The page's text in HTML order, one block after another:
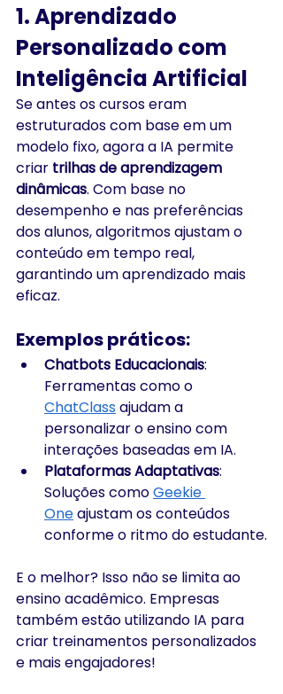
1. Aprendizado
Personalizado com
Inteligência Artificial
Se antes os cursos eram
estruturados com base em um
modelo fixo, agora a IA permite
criar trilhas de aprendizagem
dinâmicas. Com base no
desempenho e nas preferências
dos alunos, algoritmos ajustam o
conteúdo em tempo real,
garantindo um aprendizado mais
eficaz.
Exemplos práticos:
Chatbots Educacionais:
Ferramentas como o
ChatClass ajudam a
personalizar o ensino com
interações baseadas em IA.
Plataformas Adaptativas:
Soluções como Geekie
One ajustam os conteúdos
conforme o ritmo do estudante.
E o melhor? Isso não se limita ao
ensino acadêmico. Empresas
também estão utilizando IA para
criar treinamentos personalizados
e mais engajadores!